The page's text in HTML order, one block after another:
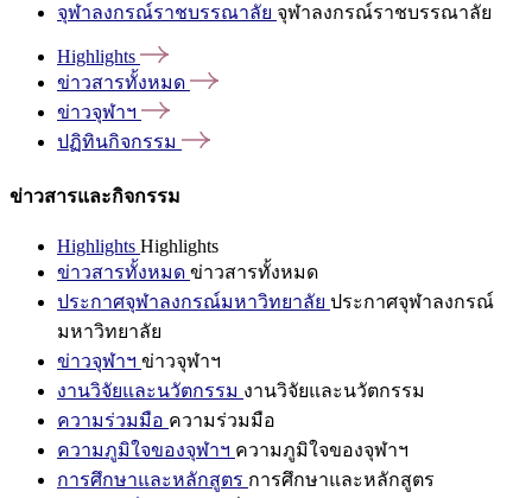
จุฬาลงกรณ์ราชบรรณาลัย จุฬาลงกรณ์ราชบรรณาลัย
Highlights
ข่าวสารทั้งหมด
ข่าวจุฬาฯ
ปฏิทินกิจกรรม
ข่าวสารและกิจกรรม
Highlights Highlights
ข่าวสารทั้งหมด ข่าวสารทั้งหมด
ประกาศจุฬาลงกรณ์มหาวิทยาลัย ประกาศจุฬาลงกรณ์
มหาวิทยาลัย
ข่าวจุฬาฯ ข่าวจุฬาฯ
งานวิจัยและนวัตกรรม งานวิจัยและนวัตกรรม
ความร่วมมือ ความร่วมมือ
ความภูมิใจของจุฬาฯ ความภูมิใจของจุฬาฯ
การศึกษาและหลักสูตร การศึกษาและหลักสูตร